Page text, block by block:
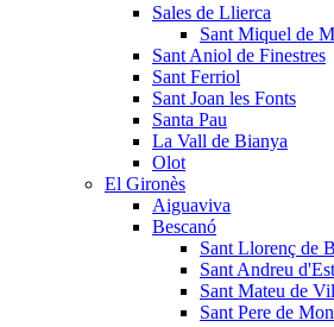
Sales de Llierca
Sant Miquel de
Sant Aniol de Finestres
Sant Ferriol
Sant Joan les Fonts
Santa Pau
La Vall de Bianya
Olot
El Gironès
Aiguaviva
Bescanó
Sant Llorenç de
Sant Andreu
Sant Mateu de
Sant Pere de